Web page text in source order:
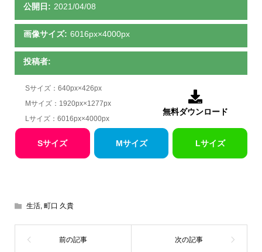
公開日: 2021/04/08
画像サイズ: 6016px×4000px
投稿者:
Sサイズ：640px×426px
Mサイズ：1920px×1277px
Lサイズ：6016px×4000px

無料ダウンロード
Sサイズ Mサイズ Lサイズ
生活, 町口 久貴